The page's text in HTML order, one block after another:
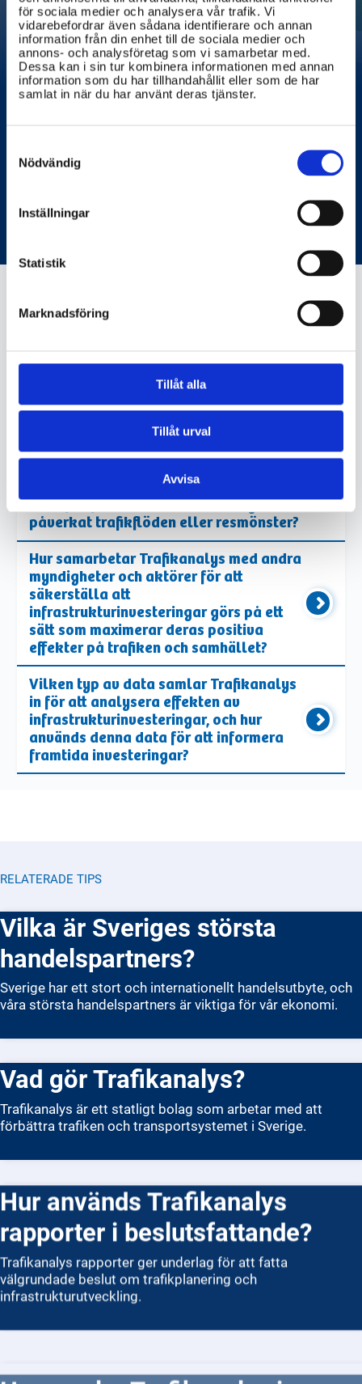
för sociala medier och analysera vår trafik. Vi
vidarebefordrar även sådana identifierare och annan
information från din enhet till de sociala medier och
annons- och analysföretag som vi samarbetar med.
Dessa kan i sin tur kombinera informationen med annan
information som du har tillhandahållit eller som de har
samlat in när du har använt deras tjänster.
Selection
Nödvändig
Inställningar
Statistik
Marknadsföring
Tillåt alla
Tillåt urval
Avvisa
trafiksäkerhet
VIKTIG INFORMATION
Hur påverkar Trafikanalys
nivå, och finns det några specifika
exempel på hur dessa investeringar har
påverkat trafikflöden eller resmönster?
Hur samarbetar Trafikanalys med andra
myndigheter och aktörer för att
säkerställa att
infrastrukturinvesteringar görs på ett
sätt som maximerar deras positiva
effekter på trafiken och samhället?
Vilken typ av data samlar Trafikanalys
in för att analysera effekten av
infrastrukturinvesteringar, och hur
används denna data för att informera
framtida investeringar?
RELATERADE TIPS
Vilka är Sveriges största
handelspartners?
Sverige har ett stort och internationellt handelsutbyte, och
våra största handelspartners är viktiga för vår ekonomi.
Vad gör Trafikanalys?
Trafikanalys är ett statligt bolag som arbetar med att
förbättra trafiken och transportsystemet i Sverige.
Hur används Trafikanalys
rapporter i beslutsfattande?
Trafikanalys rapporter ger underlag för att fatta
välgrundade beslut om trafikplanering och
infrastrukturutveckling.
Hur samlar Trafikanalys in